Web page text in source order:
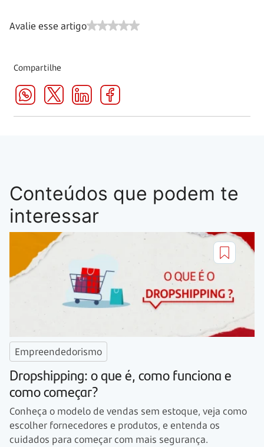
Avalie esse artigo
Compartilhe
Conteúdos que podem te
interessar
Empreendedorismo
Dropshipping: o que é, como funciona e
como começar?
Conheça o modelo de vendas sem estoque, veja como
escolher fornecedores e produtos, e entenda os
cuidados para começar com mais segurança.